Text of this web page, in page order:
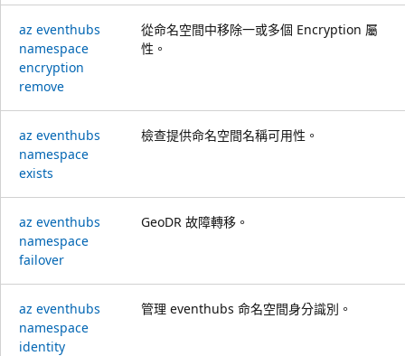
az eventhubs
namespace
encryption
remove
從命名空間中移除一或多個 Encryption 屬
性。
az eventhubs
namespace
exists
檢查提供命名空間名稱可用性。
az eventhubs
namespace
failover
GeoDR 故障轉移。
az eventhubs
namespace
identity
管理 eventhubs 命名空間身分識別。